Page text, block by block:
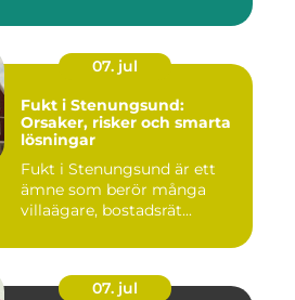
07. jul
Fukt i Stenungsund:
Orsaker, risker och smarta
lösningar
Fukt i Stenungsund är ett
ämne som berör många
villaägare, bostadsrät...
07. jul